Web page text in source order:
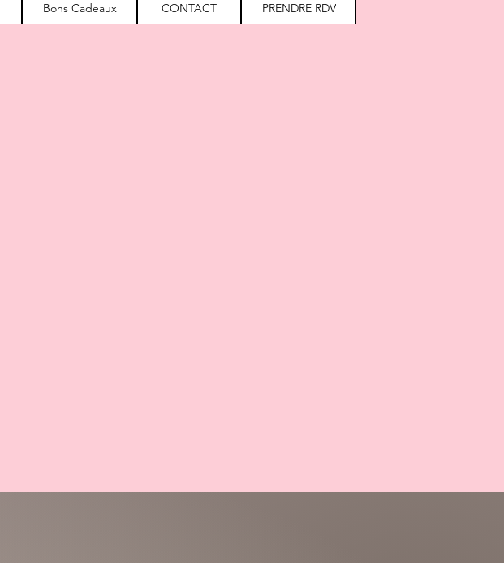
Bons Cadeaux CONTACT PRENDRE RDV